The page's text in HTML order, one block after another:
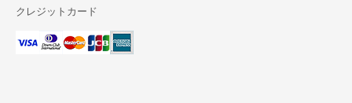
クレジットカード